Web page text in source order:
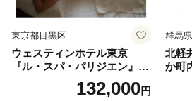
東京都目黒区
ウェスティンホテル東京
『ル・スパ・パリジエン』選
べるボディセラピー90分/1名
132,000円
群馬
北軽
か町
原
円